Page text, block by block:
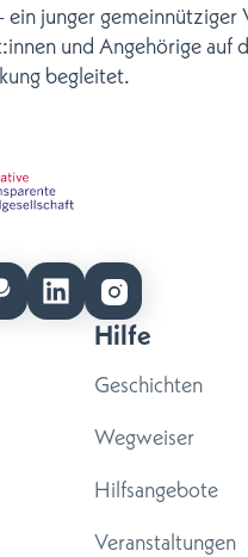
ein junger gemeinnütziger
und Angehörige auf
begleitet.
Hilfe
Geschichten
Wegweiser
Hilfsangebote
Veranstaltungen